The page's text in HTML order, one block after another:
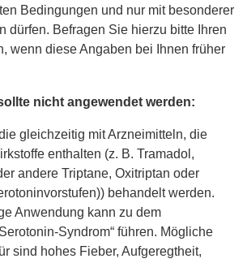
Bedingungen und nur mit besonderer
dürfen. Befragen Sie hierzu bitte Ihren
wenn diese Angaben bei Ihnen früher
nicht angewendet werden:
gleichzeitig mit Arzneimitteln, die
enthalten (z. B. Tramadol,
andere Triptane, Oxitriptan oder
behandelt werden.
Anwendung kann zu dem
Syndrom“ führen. Mögliche
sind hohes Fieber, Aufgeregtheit,